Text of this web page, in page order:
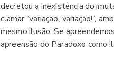
decretou a inexistência do
clamar “variação, variação!”,
mesmo ilusão. Se
apreensão do Paradoxo como